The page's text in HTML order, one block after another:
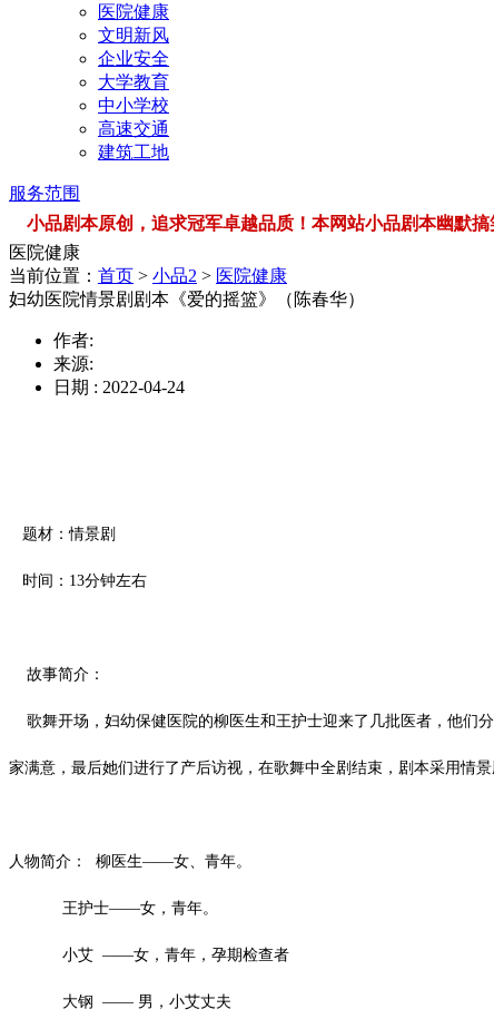
医院健康
文明新风
企业安全
大学教育
中小学校
高速交通
建筑工地
服务范围
小品剧本原创，追求冠军卓越品质！本网站小品剧本幽默
医院健康
当前位置： 首页 > 小品2 > 医院健康
妇幼医院情景剧剧本《爱的摇篮》（陈春华）
作者:
来源:
日期 : 2022-04-24
题材：情景剧
时间：13分钟左右
故事简介：
歌舞开场，妇幼保健医院的柳医生和王护士迎来了几批医者，他们
家满意，最后她们进行了产后访视，在歌舞中全剧结束，剧本采用情
人物简介： 柳医生——女、青年。
王护士——女，青年。
小艾 ——女，青年，孕期检查者
大钢 —— 男，小艾丈夫